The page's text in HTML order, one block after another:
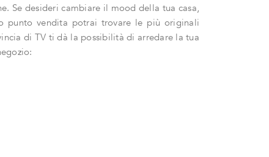
Se desideri cambiare il mood della tua casa,
punto vendita potrai trovare le più originali
di TV ti dà la possibilità di arredare la tua